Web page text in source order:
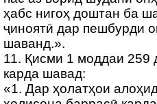
ҳабс нигоҳ доштан ба
ҷиноятӣ дар пешбурди
шаванд.».
11. Қисми 1 моддаи 259
карда шавад:
«1. Дар ҳолатҳои